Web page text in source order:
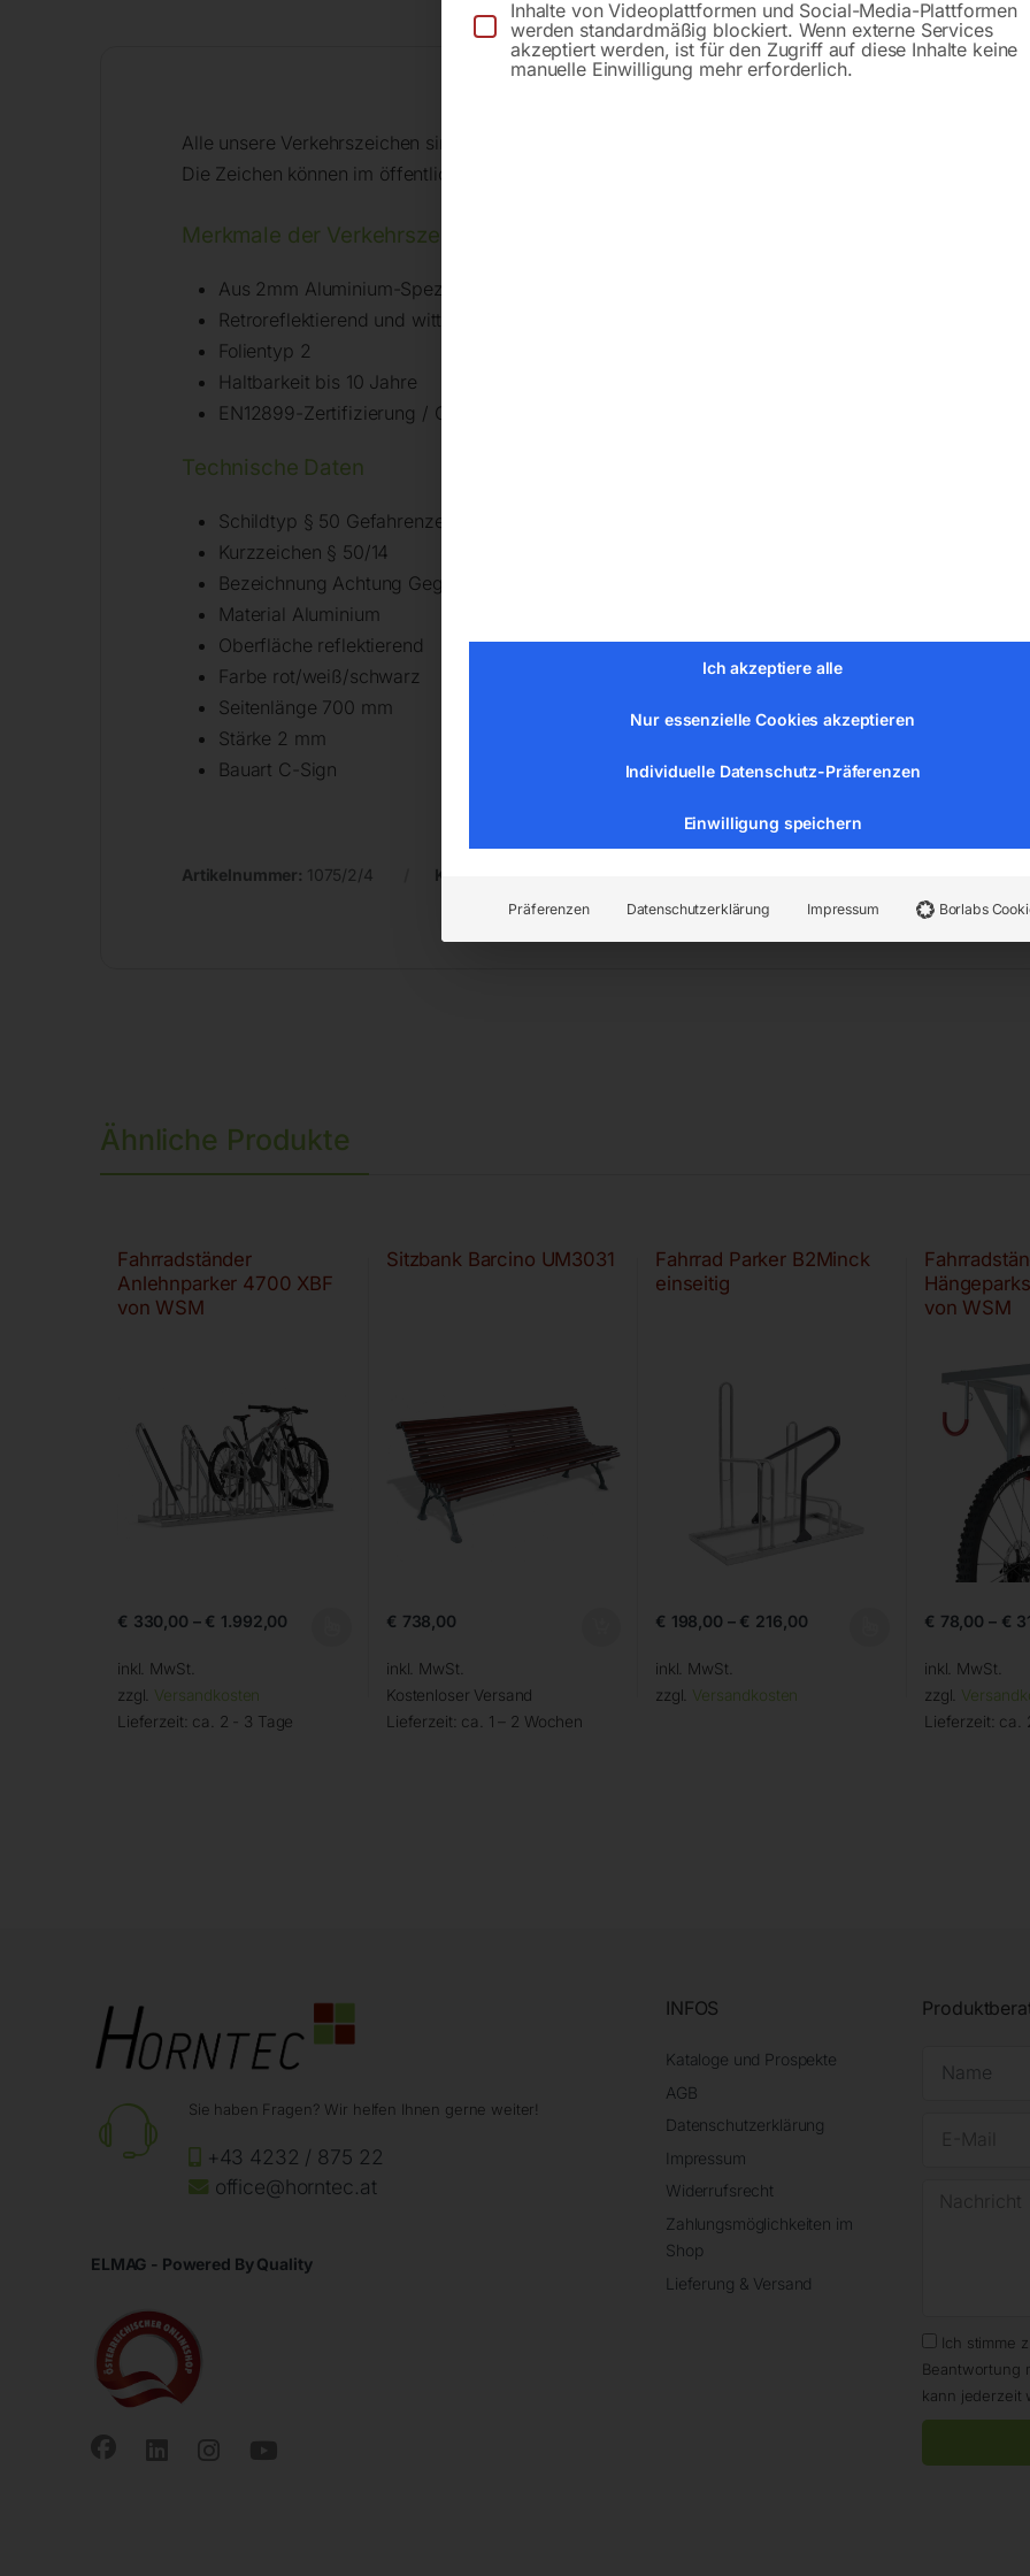
Beschreibung Produktsicherheit
Alle unsere Verkehrszeichen sind für den Straßenverkehr nach der StVO in Österreich erlaubt.
Die Zeichen können im öffentlichen und betrieblichen Bereich angewendet werden.
Merkmale der Verkehrszeichen nach der StVO
Aus 2mm Aluminium-Speziallegierung
Retroreflektierend und witterungsbeständig
Folientyp 2
Haltbarkeit bis 10 Jahre
EN12899-Zertifizierung / CE-Kennzeichen
Technische Daten
Schildtyp § 50 Gefahrenzeichen
Kurzzeichen § 50/14
Bezeichnung Achtung Gegenverkehr
Material Aluminium
Oberfläche reflektierend
Farbe rot/weiß/schwarz
Seitenlänge 700 mm
Stärke 2 mm
Bauart C-Sign
Artikelnummer: 1075/2/4 Kategorien:
Ähnliche Produkte
Fahrradständer
Anlehnparker 4700 XBF
von WSM
€ 330,00 – € 1.992,00
inkl. MwSt.
zzgl. Versandkosten
Lieferzeit: ca. 2 - 3 Tage
Sitzbank Barcino UM3031
€ 738,00
inkl. MwSt.
Kostenloser Versand
Lieferzeit: ca. 1 – 2 Wochen
Fahrrad Parker B2Minck
einseitig
€ 198,00 – € 216,00
inkl. MwSt.
zzgl. Versandkosten
von WSM
€ 78,00 – €
inkl. MwSt.
zzgl.
Lieferzeit: ca.
Sie haben Fragen? Wir helfen Ihnen gerne weiter!
+43 4232 / 875 22
office@horntec.at
ELMAG - Powered By Quality
INFOS
Kataloge und Prospekte
AGB
Datenschutzerklärung
Impressum
Widerrufsrecht
Zahlungsmöglichkeiten im
Shop
Lieferung & Versand
Ich stimme
Beantwortung
kann jederzeit
Inhalte von Videoplattformen und Social-Media-Plattformen
werden standardmäßig blockiert. Wenn externe Services
akzeptiert werden, ist für den Zugriff auf diese Inhalte keine
manuelle Einwilligung mehr erforderlich.
Ich akzeptiere alle
Nur essenzielle Cookies akzeptieren
Individuelle Datenschutz-Präferenzen
Einwilligung speichern
Präferenzen Datenschutzerklärung Impressum Borlabs